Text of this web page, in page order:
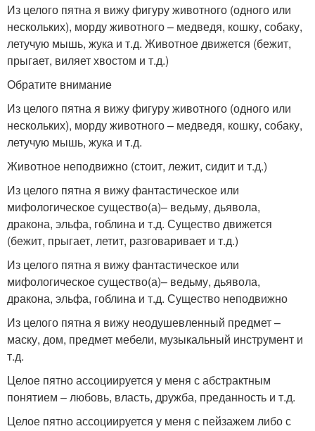
Из целого пятна я вижу фигуру животного (одного или
нескольких), морду животного – медведя, кошку, собаку,
летучую мышь, жука и т.д. Животное движется (бежит,
прыгает, виляет хвостом и т.д.)
Обратите внимание
Из целого пятна я вижу фигуру животного (одного или
нескольких), морду животного – медведя, кошку, собаку,
летучую мышь, жука и т.д.
Животное неподвижно (стоит, лежит, сидит и т.д.)
Из целого пятна я вижу фантастическое или
мифологическое существо(а)– ведьму, дьявола,
дракона, эльфа, гоблина и т.д. Существо движется
(бежит, прыгает, летит, разговаривает и т.д.)
Из целого пятна я вижу фантастическое или
мифологическое существо(а)– ведьму, дьявола,
дракона, эльфа, гоблина и т.д. Существо неподвижно
Из целого пятна я вижу неодушевленный предмет –
маску, дом, предмет мебели, музыкальный инструмент и
т.д.
Целое пятно ассоциируется у меня с абстрактным
понятием – любовь, власть, дружба, преданность и т.д.
Целое пятно ассоциируется у меня с пейзажем либо с